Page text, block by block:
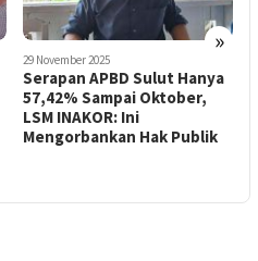
»
29 November 2025
Serapan APBD Sulut Hanya
57,42% Sampai Oktober,
LSM INAKOR: Ini
Mengorbankan Hak Publik